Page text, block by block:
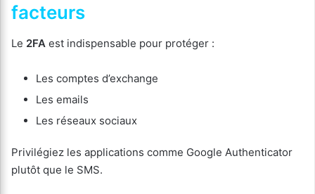
facteurs
Le 2FA est indispensable pour protéger :
Les comptes d’exchange
Les emails
Les réseaux sociaux
Privilégiez les applications comme Google Authenticator
plutôt que le SMS.